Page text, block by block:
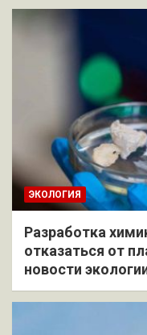
ЭКОЛОГИЯ
Разработка
отказаться от
новости